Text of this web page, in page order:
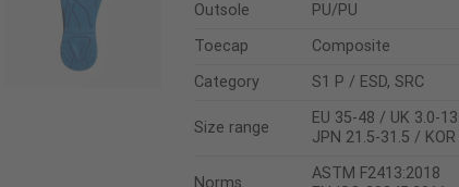
Outsole
PU/PU
Toecap
Composite
Category
S1 P / ESD, SRC
Size range
EU 35-48 / UK 3.0-
JPN 21.5-31.5 /
ASTM F2413:2018